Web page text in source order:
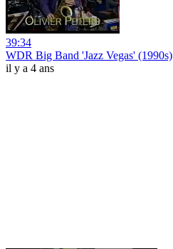
39:34
WDR Big Band 'Jazz Vegas' (1990s)
il y a 4 ans